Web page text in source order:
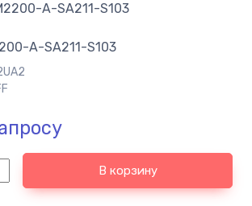
A-SA211-S103
В корзину